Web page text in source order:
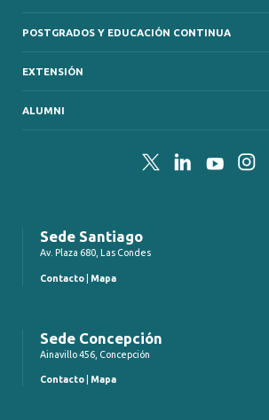
POSTGRADOS Y EDUCACIÓN CONTINUA
EXTENSIÓN
ALUMNI
TwitterLinkedInYouTube
Sede Santiago
Av. Plaza 680, Las Condes
Contacto Mapa
Sede Concepción
Ainavillo 456, Concepción
Contacto Mapa